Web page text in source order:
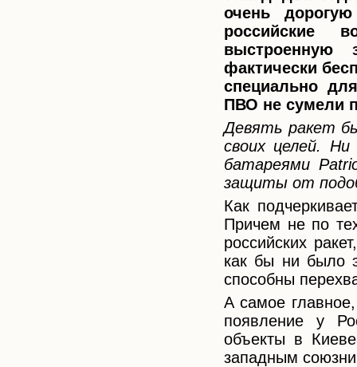
очень
российские
выстроенную
фактически
специально
ПВО не сумели
Девять ракет
своих целей.
батареями
защиты от
Как
Причем не по
российских
как бы ни было
способны
А самое
появление у
объекты в
западным